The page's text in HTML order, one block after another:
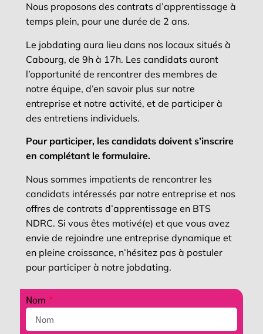
Nous proposons des contrats d’apprentissage à
temps plein, pour une durée de 2 ans.
Le jobdating aura lieu dans nos locaux situés à
Cabourg, de 9h à 17h. Les candidats auront
l’opportunité de rencontrer des membres de
notre équipe, d’en savoir plus sur notre
entreprise et notre activité, et de participer à
des entretiens individuels.
Pour participer, les candidats doivent s’inscrire
en complétant le formulaire.
Nous sommes impatients de rencontrer les
candidats intéressés par notre entreprise et nos
offres de contrats d’apprentissage en BTS
NDRC. Si vous êtes motivé(e) et que vous avez
envie de rejoindre une entreprise dynamique et
en pleine croissance, n’hésitez pas à postuler
pour participer à notre jobdating.
Nom